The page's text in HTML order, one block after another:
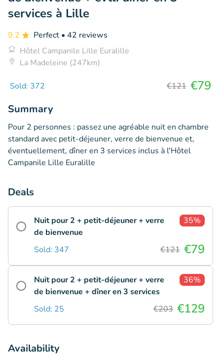
services à Lille
9.2 Perfect • 42 reviews
Hôtel Campanile Lille Euralille
La Madeleine (247km)
Sold: 372 €121 €79
Summary
Pour 2 personnes : passez une agréable nuit en chambre
standard avec petit-déjeuner, verre de bienvenue et,
éventuellement, dîner en 3 services inclus à l'Hôtel
Campanile Lille Euralille
Deals
Nuit pour 2 + petit-déjeuner + verre
de bienvenue
35%
Sold: 347 €121 €79
Nuit pour 2 + petit-déjeuner + verre
de bienvenue + dîner en 3 services
36%
Sold: 25 €203 €129
Availability